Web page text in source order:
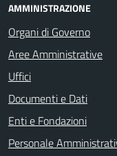
AMMINISTRAZIONE
Organi di Governo
Aree Amministrative
Uffici
Documenti e Dati
Enti e Fondazioni
Personale